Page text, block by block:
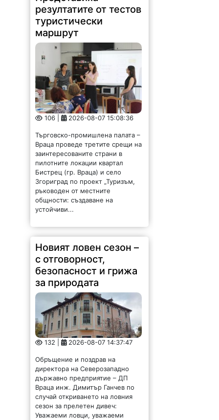
резултатите от тестов
туристически
маршрут
106 | 2026-08-07 15:08:36
Търговско-промишлена палата –
Враца проведе третите срещи на
заинтересованите страни в
пилотните локации квартал
Бистрец (гр. Враца) и село
Згориград по проект „Туризъм,
ръководен от местните
общности: създаване на
устойчиви...
Новият ловен сезон –
с отговорност,
безопасност и грижа
за природата
132 | 2026-08-07 14:37:47
Обръщение и поздрав на
директора на Северозападно
държавно предприятие – ДП
Враца инж. Димитър Ганчев по
случай откриването на ловния
сезон за прелетен дивеч:
Уважаеми ловци, уважаеми